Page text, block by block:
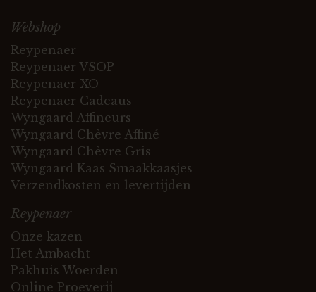
Webshop
Reypenaer
Reypenaer VSOP
Reypenaer XO
Reypenaer Cadeaus
Wyngaard Affineurs
Wyngaard Chèvre Affiné
Wyngaard Chèvre Gris
Wyngaard Kaas Smaakkaasjes
Verzendkosten en levertijden
Reypenaer
Onze kazen
Het Ambacht
Pakhuis Woerden
Online Proeverij